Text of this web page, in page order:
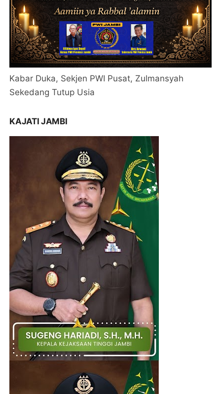
Kabar Duka, Sekjen PWI Pusat, Zulmansyah
Sekedang Tutup Usia
KAJATI JAMBI